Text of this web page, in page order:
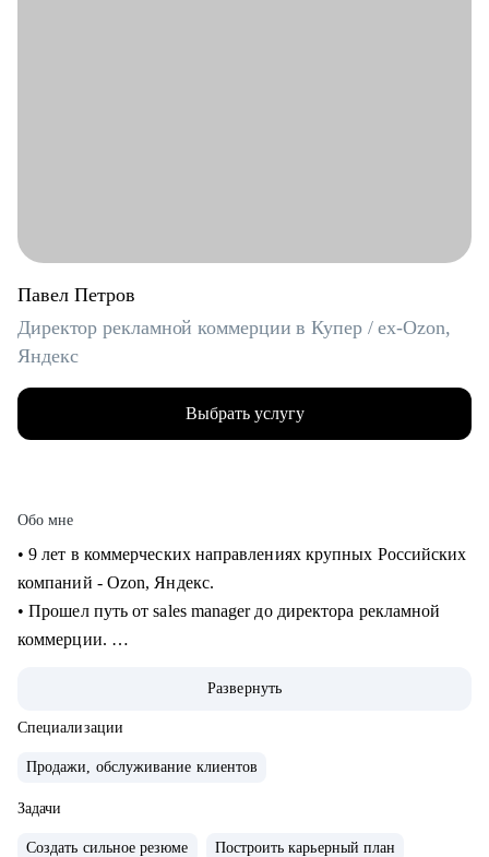
Павел Петров
Директор рекламной коммерции в Купер / ex-Ozon,
Яндекс
Выбрать услугу
Обо мне
• 9 лет в коммерческих направлениях крупных Российских
компаний - Ozon, Яндекс.
• Прошел путь от sales manager до директора рекламной
коммерции.
• Выстраивание направлений с нуля, регламенты, KPI,
мотивация.
процессов.
• Спикер-эксперт в Phoenix Education — бюро
образовательных проектов.
Развернуть
Специализации
Продажи, обслуживание клиентов
Задачи
Создать сильное резюме Построить карьерный план